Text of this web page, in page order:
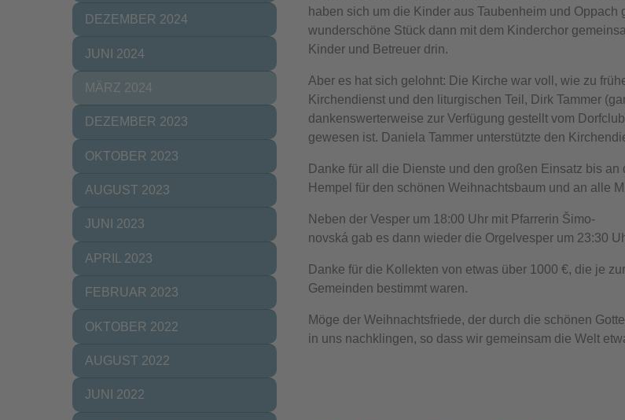
DEZEMBER 2024
JUNI 2024
MÄRZ 2024
DEZEMBER 2023
OKTOBER 2023
AUGUST 2023
JUNI 2023
APRIL 2023
FEBRUAR 2023
OKTOBER 2022
AUGUST 2022
JUNI 2022
haben sich um die Kinder aus Taubenheim und
wunderschöne Stück dann mit dem Kinderchor
Kinder und Betreuer drin.
Aber es hat sich gelohnt: Die Kirche war voll, wie zu
Kirchendienst und den liturgischen Teil, Dirk Tammer
dankenswerterweise zur Verfügung gestellt vom
gewesen ist. Daniela Tammer unterstützte den
Danke für all die Dienste und den großen Einsatz bis
Hempel für den schönen Weihnachtsbaum und an alle
Neben der Vesper um 18:00 Uhr mit Pfarrerin Šimo-
novská gab es dann wieder die Orgelvesper um 23:30
Danke für die Kollekten von etwas über 1000 €, die je
Gemeinden bestimmt waren.
Möge der Weihnachtsfriede, der durch die schönen
in uns nachklingen, so dass wir gemeinsam die Welt